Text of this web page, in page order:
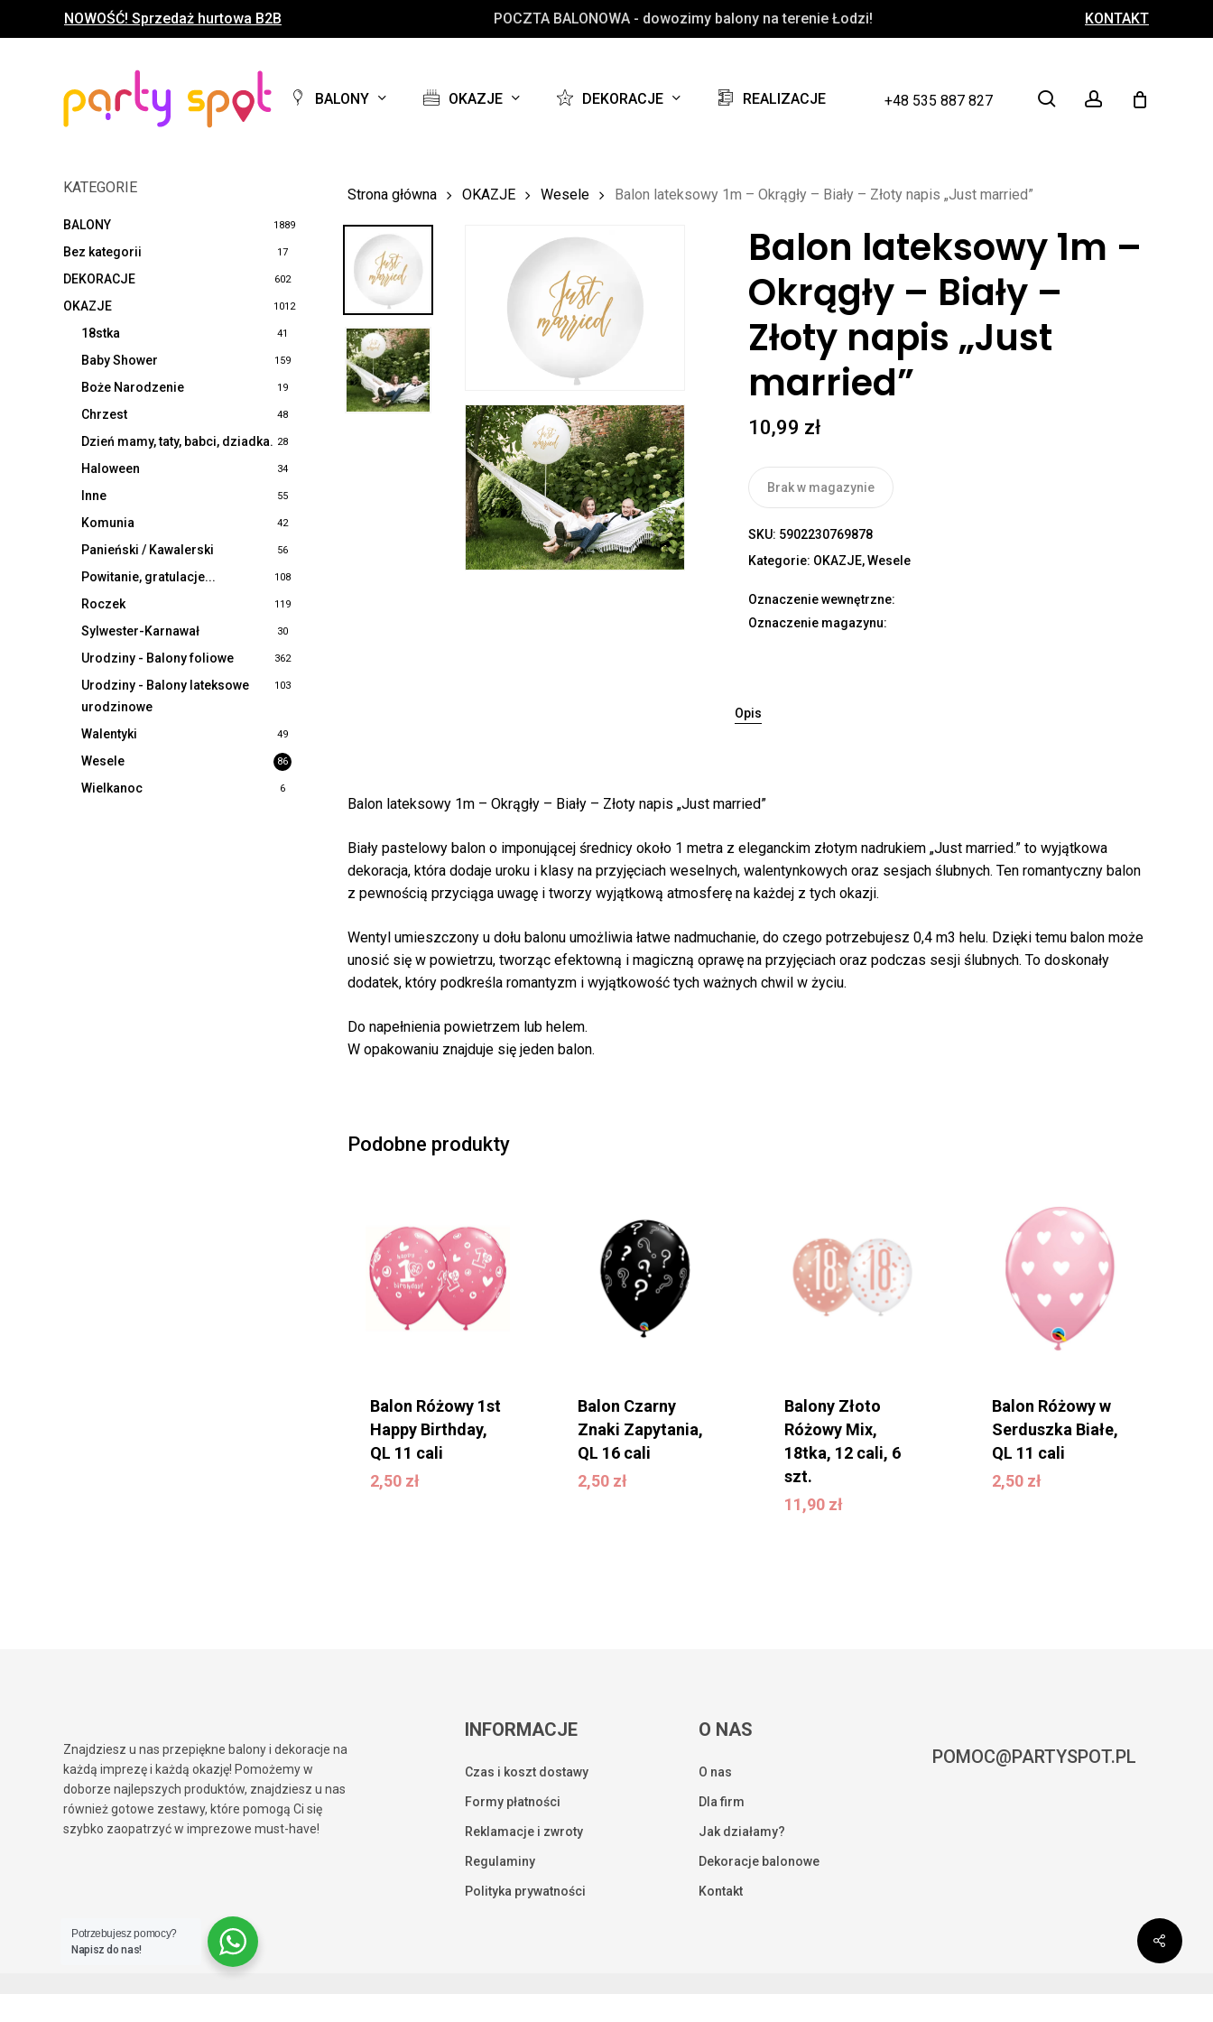
NOWOŚĆ! Sprzedaż hurtowa B2B POCZTA BALONOWA - dowozimy balony na terenie Łodzi! KONTAKT
BALONY OKAZJE DEKORACJE REALIZACJE +48 535 887 827 search account
Koszyk Close
Brak produktów w koszyku.
Kwota:
KATEGORIE
BALONY 1889
Bez kategorii 17
DEKORACJE 602
OKAZJE 1012
18stka 41
Baby Shower 159
Boże Narodzenie 19
Chrzest 48
Dzień mamy, taty, babci, dziadka. 28
Haloween 34
Inne 55
Komunia 42
Panieński / Kawalerski 56
Powitanie, gratulacje... 108
Roczek 119
Sylwester-Karnawał 30
Urodziny - Balony foliowe 362
Urodziny - Balony lateksowe
urodzinowe
103
Walentyki 49
Wesele 86
Wielkanoc 6
Strona główna OKAZJE Wesele Balon lateksowy 1m – Okrągły – Biały – Złoty napis „Just married”
Balon lateksowy 1m –
Okrągły – Biały –
Złoty napis „Just
married”
10,99 zł
Brak w magazynie
SKU: 5902230769878
Kategorie: OKAZJE,Wesele
Oznaczenie wewnętrzne:
Oznaczenie magazynu:
Opis
Balon lateksowy 1m – Okrągły – Biały – Złoty napis „Just married”
Biały pastelowy balon o imponującej średnicy około 1 metra z eleganckim złotym nadrukiem „Just married.” to wyjątkowa
dekoracja, która dodaje uroku i klasy na przyjęciach weselnych, walentynkowych oraz sesjach ślubnych. Ten romantyczny balon
z pewnością przyciąga uwagę i tworzy wyjątkową atmosferę na każdej z tych okazji.
Wentyl umieszczony u dołu balonu umożliwia łatwe nadmuchanie, do czego potrzebujesz 0,4 m3 helu. Dzięki temu balon może
unosić się w powietrzu, tworząc efektowną i magiczną oprawę na przyjęciach oraz podczas sesji ślubnych. To doskonały
dodatek, który podkreśla romantyzm i wyjątkowość tych ważnych chwil w życiu.
Do napełnienia powietrzem lub helem.
W opakowaniu znajduje się jeden balon.
Podobne produkty
Balon Różowy 1st
Happy Birthday,
QL 11 cali
2,50 zł
2,50 zł
Balon Czarny
Znaki Zapytania,
QL 16 cali
2,50 zł
2,50zł
Balony Złoto
Różowy Mix,
18tka, 12 cali, 6
szt.
11,90 zł
11,90
Balon Różowy w
Serduszka Białe,
QL 11 cali
2,50 zł
2,50 zł
Znajdziesz u nas przepiękne balony i dekoracje na
każdą imprezę i każdą okazję! Pomożemy w
doborze najlepszych produktów, znajdziesz u nas
również gotowe zestawy, które pomogą Ci się
szybko zaopatrzyć w imprezowe must-have!
INFORMACJE
Czas i koszt dostawy
Formy płatności
Reklamacje i zwroty
Regulaminy
Polityka prywatności
O NAS
O nas
Dla firm
Jak działamy?
Dekoracje balonowe
Kontakt
POMOC@PARTYSPOT.PL
Potrzebujesz pomocy?
Napisz do nas!